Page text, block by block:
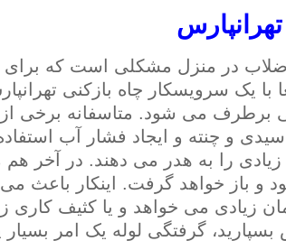
در منزل مشکلی است که برای
با یک سرویسکار چاه بازکنی
می شود. متاسفانه برخی از
و چنته و ایجاد فشار آب
را به هدر می دهند. در آخر هم
و باز خواهد گرفت. اینکار باعث
زیادی می خواهد و یا کثیف کاری
گرفتگی لوله یک امر بسیار